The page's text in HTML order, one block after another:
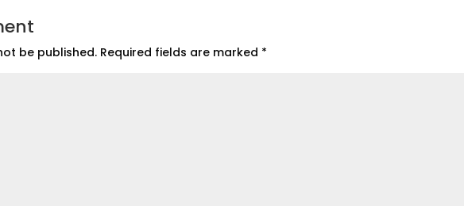
be published. Required fields are marked *